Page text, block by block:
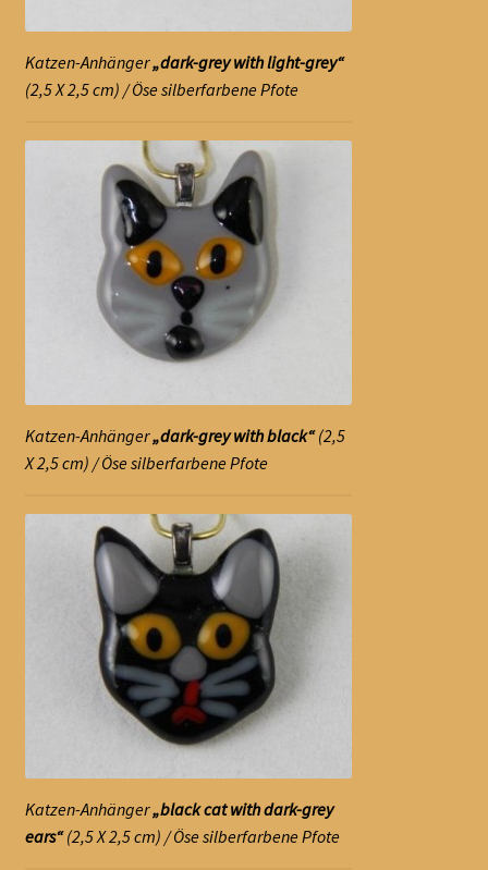
Schmuck
Kreuz-Anhänger
Ketten-Anhänger
Broschen
Impressum
Katzen-Anhänger„dark-grey with light-grey“
(2,5 X 2,5 cm) / Öse silberfarbene Pfote
Katzen-Anhänger„dark-grey with black“(2,5
X 2,5 cm) / Öse silberfarbene Pfote
Katzen-Anhänger„black cat with dark-grey
ears“(2,5 X 2,5 cm) / Öse silberfarbene Pfote